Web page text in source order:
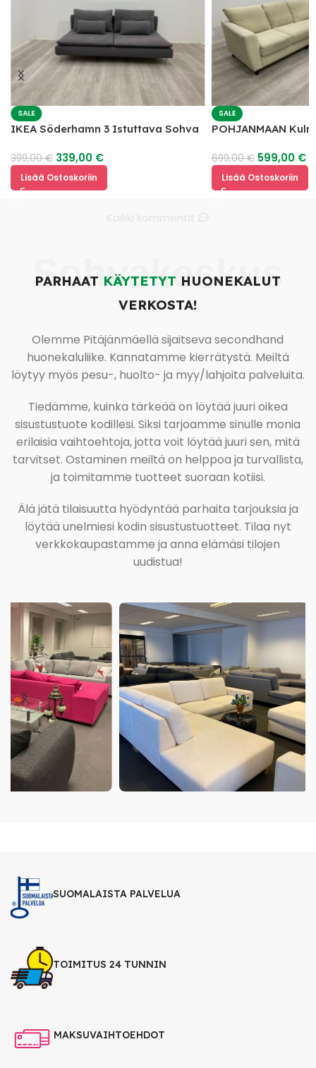
SALE
IKEA Söderhamn 3 Istuttava Sohva
399,00€ 339,00 €
Lisää Ostoskoriin
SALE
POHJANMAAN
699,00€ 599,00 €
Lisää Ostoskoriin
Sohvakeskus
PARHAAT KÄYTETYT HUONEKALUT
VERKOSTA!
Olemme Pitäjänmäellä sijaitseva secondhand
huonekaluliike. Kannatamme kierrätystä. Meiltä
löytyy myös pesu-, huolto- ja myy/lahjoita palveluita.
Tiedämme, kuinka tärkeää on löytää juuri oikea
sisustustuote kodillesi. Siksi tarjoamme sinulle monia
erilaisia vaihtoehtoja, jotta voit löytää juuri sen, mitä
tarvitset. Ostaminen meiltä on helppoa ja turvallista,
ja toimitamme tuotteet suoraan kotiisi.
Älä jätä tilaisuutta hyödyntää parhaita tarjouksia ja
löytää unelmiesi kodin sisustustuotteet. Tilaa nyt
verkkokaupastamme ja anna elämäsi tilojen
uudistua!
SUOMALAISTA PALVELUA
TOIMITUS 24 TUNNIN
MAKSUVAIHTOEHDOT